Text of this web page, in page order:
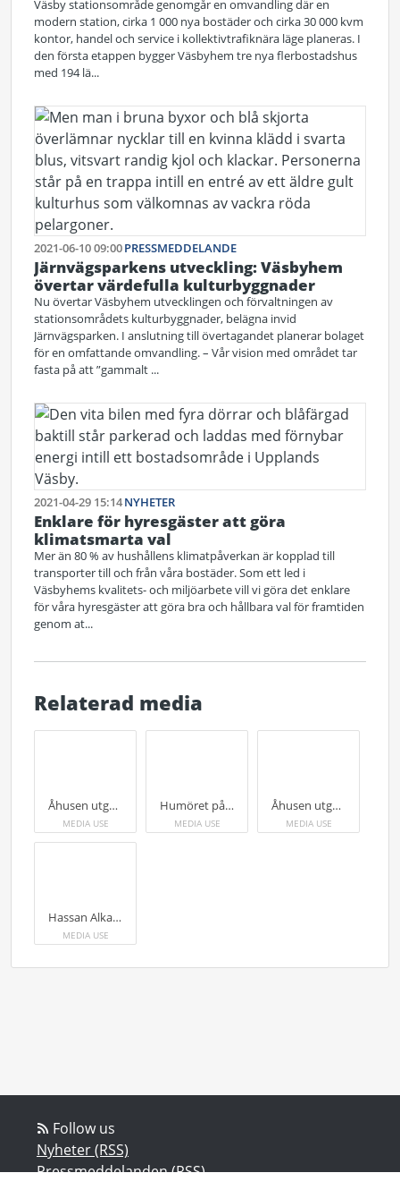
Väsby stationsområde genomgår en omvandling där en
modern station, cirka 1 000 nya bostäder och cirka 30 000 kvm
kontor, handel och service i kollektivtrafiknära läge planeras. I
den första etappen bygger Väsbyhem tre nya flerbostadshus
med 194 lä...
2021-06-10 09:00PRESSMEDDELANDE
Järnvägsparkens utveckling: Väsbyhem
övertar värdefulla kulturbyggnader
Nu övertar Väsbyhem utvecklingen och förvaltningen av
stationsområdets kulturbyggnader, belägna invid
Järnvägsparken. I anslutning till övertagandet planerar bolaget
för en omfattande omvandling. – Vår vision med området tar
fasta på att ”gammalt ...
2021-04-29 15:14NYHETER
Enklare för hyresgäster att göra
klimatsmarta val
Mer än 80 % av hushållens klimatpåverkan är kopplad till
transporter till och från våra bostäder. Som ett led i
Väsbyhems kvalitets- och miljöarbete vill vi göra det enklare
för våra hyresgäster att göra bra och hållbara val för framtiden
genom at...
Relaterad media
Åhusen utgör den första etappen i utvecklingen av den nya stadsdelen. Ett stenkast från stationen och granne med Väsbyån.
MEDIA USE
Humöret på topp när Bahaeddin Ajouri bar in flyttlasset till den nya lägenheten.
MEDIA USE
Åhusen utgör den första etappen i utvecklingen av den nya stadsdelen. Ett stenkast från stationen och granne med Väsbyån. Visningslägenheten har 4 rum och kök och är 87 kvm stor.
MEDIA USE
Hassan Alkaseer, en av de allra första hyresgäster att kvittera ut nycklar till en nyproducerad lägenhet.
MEDIA USE
Follow us
Nyheter (RSS)
Pressmeddelanden (RSS)